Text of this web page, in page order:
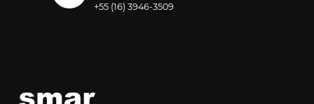
+55 (16) 3946-3509